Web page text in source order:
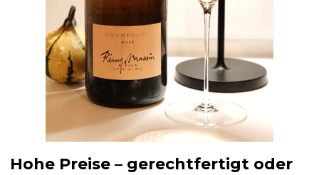
Hohe Preise – gerechtfertigt oder